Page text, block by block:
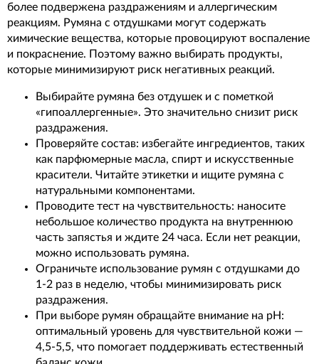
более подвержена раздражениям и аллергическим
реакциям. Румяна с отдушками могут содержать
химические вещества, которые провоцируют воспаление
и покраснение. Поэтому важно выбирать продукты,
которые минимизируют риск негативных реакций.
Выбирайте румяна без отдушек и с пометкой
«гипоаллергенные». Это значительно снизит риск
раздражения.
Проверяйте состав: избегайте ингредиентов, таких
как парфюмерные масла, спирт и искусственные
красители. Читайте этикетки и ищите румяна с
натуральными компонентами.
Проводите тест на чувствительность: наносите
небольшое количество продукта на внутреннюю
часть запястья и ждите 24 часа. Если нет реакции,
можно использовать румяна.
Ограничьте использование румян с отдушками до
1-2 раз в неделю, чтобы минимизировать риск
раздражения.
При выборе румян обращайте внимание на pH:
оптимальный уровень для чувствительной кожи —
4,5-5,5, что помогает поддерживать естественный